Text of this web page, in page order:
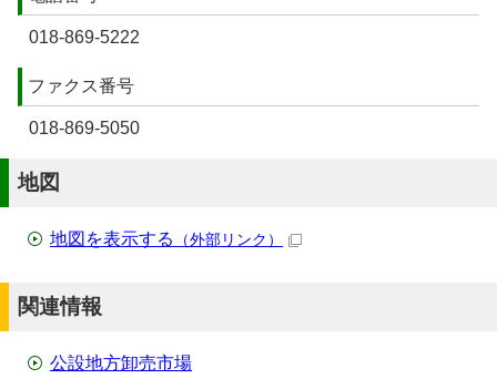
018-869-5222
ファクス番号
018-869-5050
地図
地図を表示する （外部リンク）
関連情報
公設地方卸売市場